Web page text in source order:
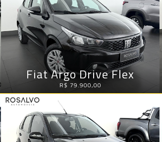
Fiat Argo Drive Flex
R$ 79.900,00